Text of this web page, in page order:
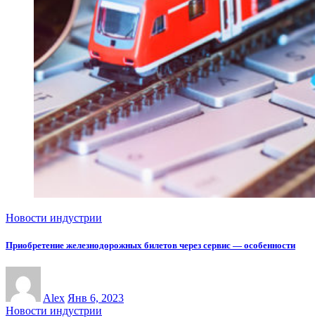
Новости индустрии
Приобретение железнодорожных билетов через сервис — особенности
Alex Янв 6, 2023
Новости индустрии